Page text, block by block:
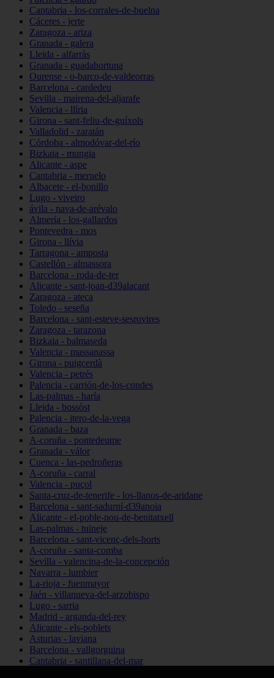
Cantabria - los-corrales-de-buelna
Cáceres - jerte
Zaragoza - ariza
Granada - galera
Lleida - alfarràs
Granada - guadahortuna
Ourense - o-barco-de-valdeorras
Barcelona - cardedeu
Sevilla - mairena-del-aljarafe
Valencia - llíria
Girona - sant-feliu-de-guíxols
Valladolid - zaratán
Córdoba - almodóvar-del-río
Bizkaia - mungia
Alicante - aspe
Cantabria - meruelo
Albacete - el-bonillo
Lugo - viveiro
ávila - nava-de-arévalo
Almería - los-gallardos
Pontevedra - mos
Girona - llívia
Tarragona - amposta
Castellón - almassora
Barcelona - roda-de-ter
Alicante - sant-joan-d39alacant
Zaragoza - ateca
Toledo - seseña
Barcelona - sant-esteve-sesrovires
Zaragoza - tarazona
Bizkaia - balmaseda
Valencia - massanassa
Girona - puigcerdà
Valencia - petrés
Palencia - carrión-de-los-condes
Las-palmas - haría
Lleida - bossòst
Palencia - itero-de-la-vega
Granada - baza
A-coruña - pontedeume
Granada - válor
Cuenca - las-pedroñeras
A-coruña - carral
Valencia - puçol
Santa-cruz-de-tenerife - los-llanos-de-aridane
Barcelona - sant-sadurní-d39anoia
Alicante - el-poble-nou-de-benitatxell
Las-palmas - tuineje
Barcelona - sant-vicenç-dels-horts
A-coruña - santa-comba
Sevilla - valencina-de-la-concepción
Navarra - lumbier
La-rioja - fuenmayor
Jaén - villanueva-del-arzobispo
Lugo - sarria
Madrid - arganda-del-rey
Alicante - els-poblets
Asturias - laviana
Barcelona - vallgorguina
Cantabria - santillana-del-mar